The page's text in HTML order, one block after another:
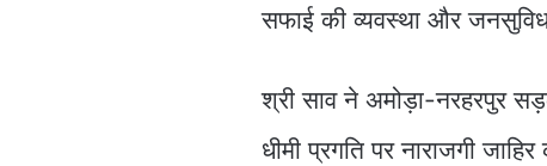
सफाई की व्यवस्था और
श्री साव ने अमोड़ा-नरहरपुर
धीमी प्रगति पर नाराजगी